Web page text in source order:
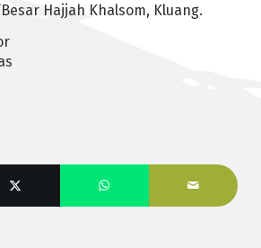
Hajjah Khalsom, Kluang.